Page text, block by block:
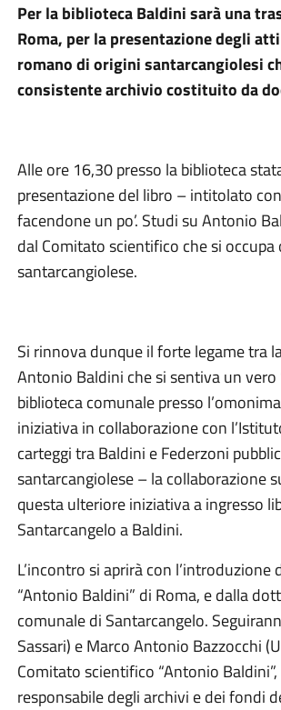
Per la biblioteca Baldini sarà una
Roma, per la presentazione degli
romano di origini santarcangiolesi
consistente archivio costituito da
Alle ore 16,30 presso la biblioteca
presentazione del libro – intitolato
facendone un po’. Studi su Antonio
dal Comitato scientifico che si
santarcangiolese.
Si rinnova dunque il forte legame tra
Antonio Baldini che si sentiva un
biblioteca comunale presso
iniziativa in collaborazione con
carteggi tra Baldini e Federzoni
santarcangiolese – la collaborazione
questa ulteriore iniziativa a ingresso
Santarcangelo a Baldini.
L’incontro si aprirà con
“Antonio Baldini” di Roma, e dalla
comunale di Santarcangelo.
Sassari) e Marco Antonio Bazzocchi
Comitato scientifico “Antonio
responsabile degli archivi e dei fondi